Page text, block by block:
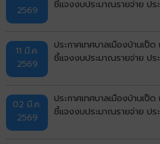
2569
ชี้แจงงบประมาณรายจ่าย ป
11 มี.ค.
2569
ประกาศเทศบาลเมืองบ้านเป็
ชี้แจงงบประมาณรายจ่าย ป
02 มี.ค.
2569
ประกาศเทศบาลเมืองบ้านเป็
ชี้แจงงบประมาณรายจ่าย ป